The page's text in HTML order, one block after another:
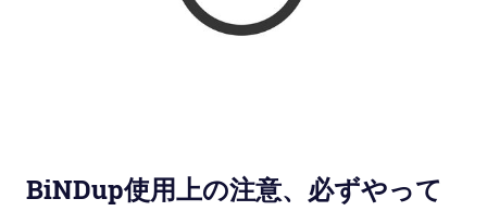
BiNDup使用上の注意、必ずやって